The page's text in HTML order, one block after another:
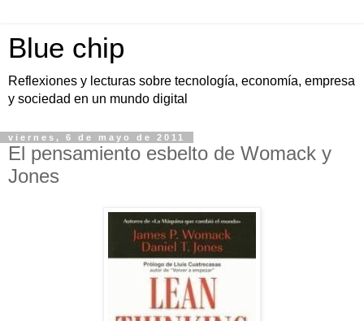
Blue chip
Reflexiones y lecturas sobre tecnología, economía, empresa
y sociedad en un mundo digital
viernes, 6 de mayo de 2011
El pensamiento esbelto de Womack y
Jones